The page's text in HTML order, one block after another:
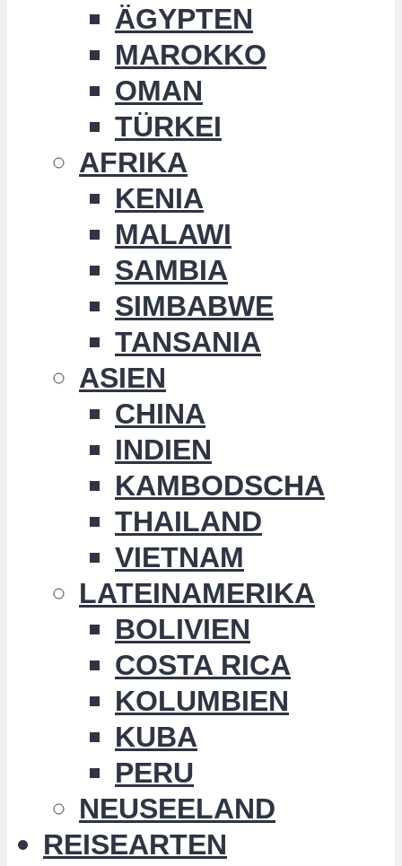
ÄGYPTEN
MAROKKO
OMAN
TÜRKEI
AFRIKA
KENIA
MALAWI
SAMBIA
SIMBABWE
TANSANIA
ASIEN
CHINA
INDIEN
KAMBODSCHA
THAILAND
VIETNAM
LATEINAMERIKA
BOLIVIEN
COSTA RICA
KOLUMBIEN
KUBA
PERU
NEUSEELAND
REISEARTEN